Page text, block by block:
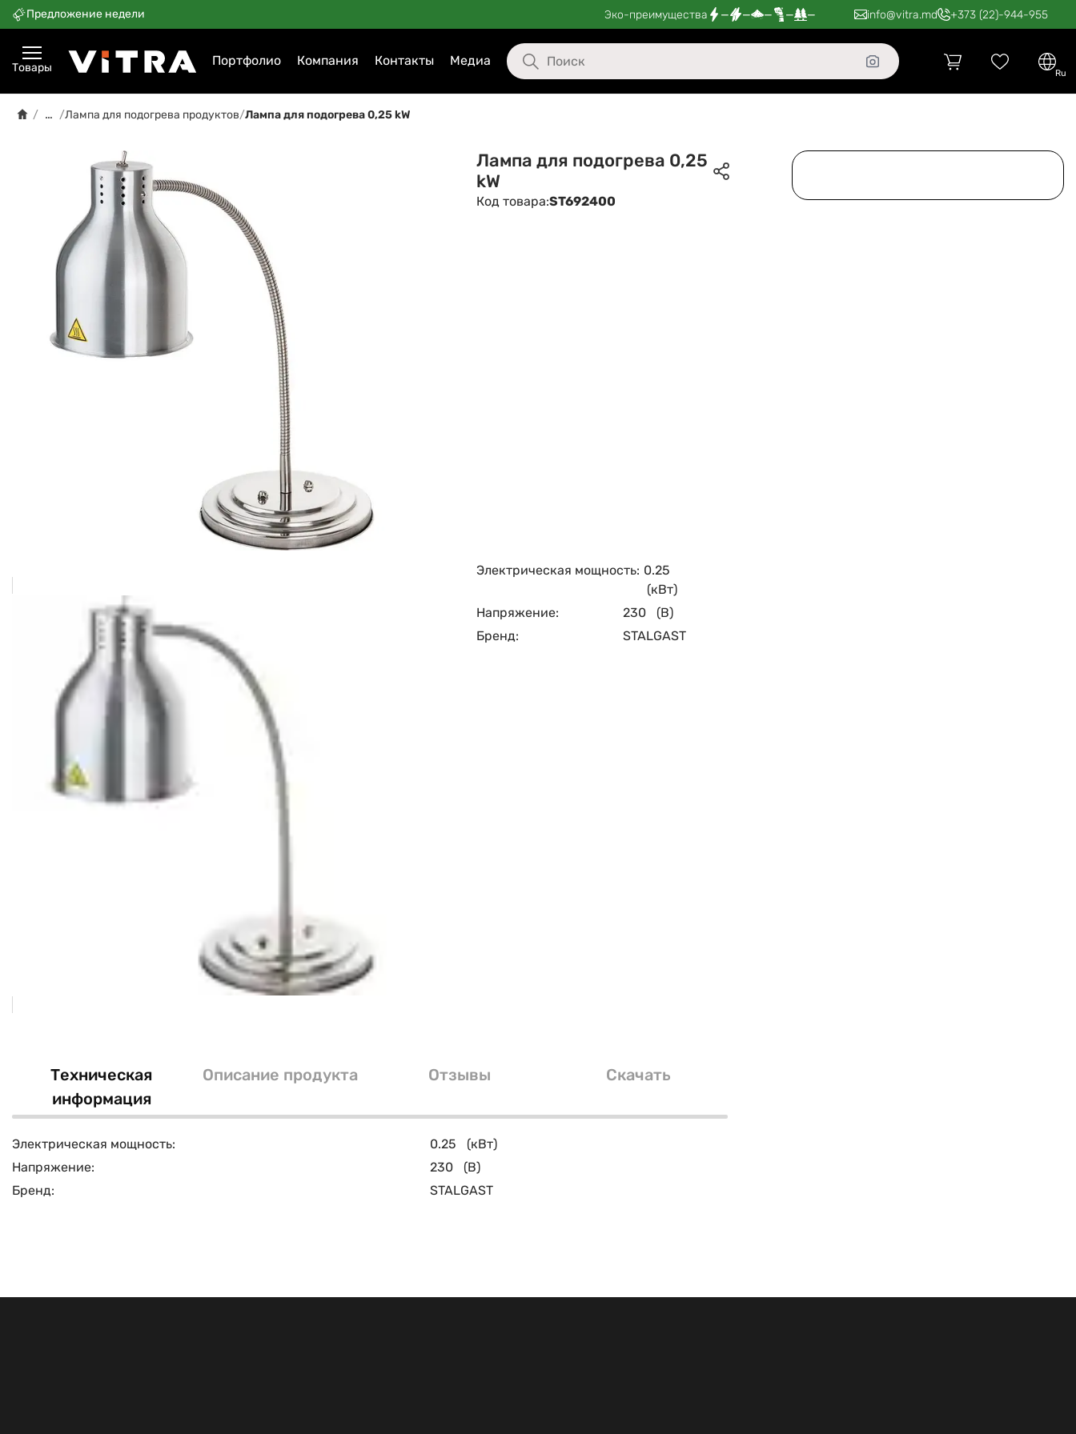
Предложение недели Эко-преимущества — — — — — info@vitra.md +373 (22)-944-955
Товары Портфолио Компания Контакты Медиа
ru
/ … /Лампа для подогрева продуктов/Лампа для подогрева 0,25 kW
Лампа для подогрева 0,25
kW
Код товара:ST692400
Электрическая мощность: 0.25
(кВт)
Напряжение:
230
(В)
Бренд:
STALGAST
Техническая
информация
Описание продукта Отзывы Скачать
Электрическая мощность: 0.25
(кВт)
Напряжение:
230
(В)
Бренд:
STALGAST